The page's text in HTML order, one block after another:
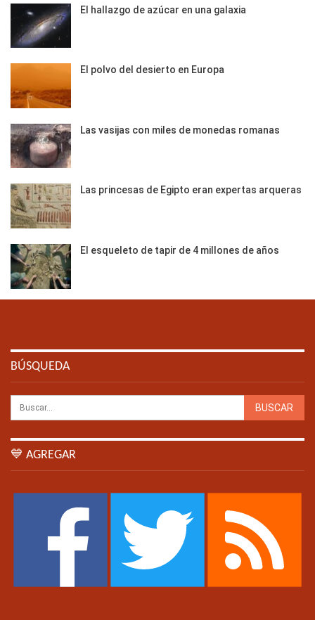
El hallazgo de azúcar en una galaxia
El polvo del desierto en Europa
Las vasijas con miles de monedas romanas
Las princesas de Egipto eran expertas arqueras
El esqueleto de tapir de 4 millones de años
BÚSQUEDA
💙 AGREGAR